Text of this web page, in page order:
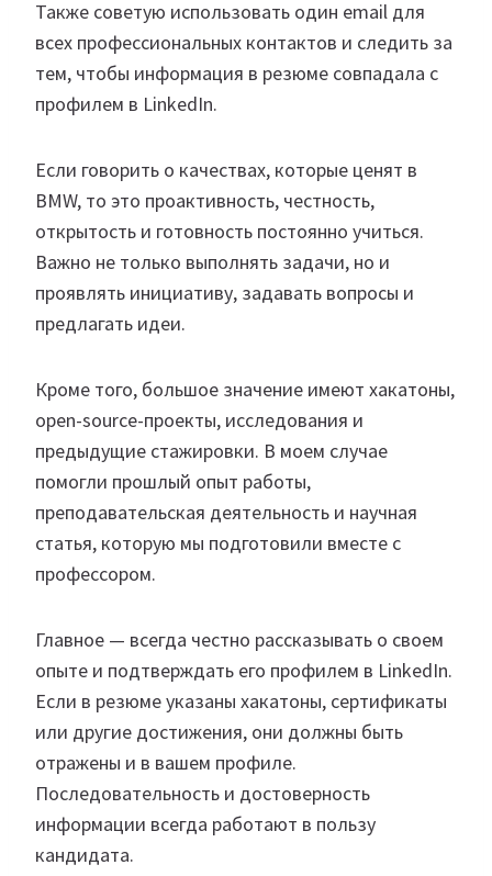
Также советую использовать один email для
всех профессиональных контактов и следить за
тем, чтобы информация в резюме совпадала с
профилем в LinkedIn.
Если говорить о качествах, которые ценят в
BMW, то это проактивность, честность,
открытость и готовность постоянно учиться.
Важно не только выполнять задачи, но и
проявлять инициативу, задавать вопросы и
предлагать идеи.
Кроме того, большое значение имеют хакатоны,
open-source-проекты, исследования и
предыдущие стажировки. В моем случае
помогли прошлый опыт работы,
преподавательская деятельность и научная
статья, которую мы подготовили вместе с
профессором.
Главное — всегда честно рассказывать о своем
опыте и подтверждать его профилем в LinkedIn.
Если в резюме указаны хакатоны, сертификаты
или другие достижения, они должны быть
отражены и в вашем профиле.
Последовательность и достоверность
информации всегда работают в пользу
кандидата.